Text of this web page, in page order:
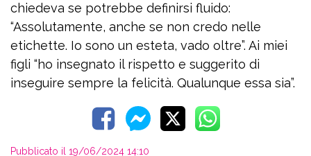
chiedeva se potrebbe definirsi fluido:
“Assolutamente, anche se non credo nelle
etichette. Io sono un esteta, vado oltre”. Ai miei
figli “ho insegnato il rispetto e suggerito di
inseguire sempre la felicità. Qualunque essa sia”.
Pubblicato il 19/06/2024 14:10